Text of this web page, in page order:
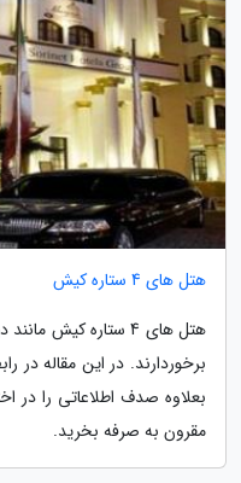
هتل های 4 ستاره کیش
هتل های 4 ستاره کیش
برخوردارند. در این مقاله در
بعلاوه صدف اطلاعاتی را در
مقرون به صرفه بخرید.